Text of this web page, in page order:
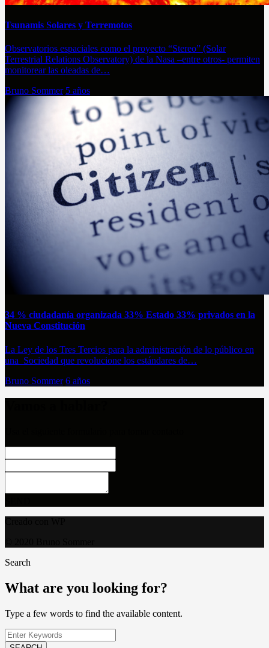
Tsunamis Solares y Terremotos
Observatorios espaciales como el proyecto “Stereo” (Solar
Terrestrial Relations Observatory) de la Nasa –entre otros- permiten
monitorear las oleadas de…
Bruno Sommer 5 años
34 % ciudadanía organizada 33% Estado 33% privados en la
Nueva Constitución
La Ley de los Tres Tercios para la administración de lo público en
una Sociedad que revolucione los estándares de…
Bruno Sommer 6 años
Search
What are you looking for?
Type a few words to find the available content.